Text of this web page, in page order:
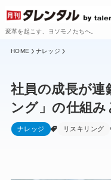
変革を起こす、ヨソモノたちへ。
ナレッジ
社員の成長が連
ング」の仕組
ナレッジ リスキリング